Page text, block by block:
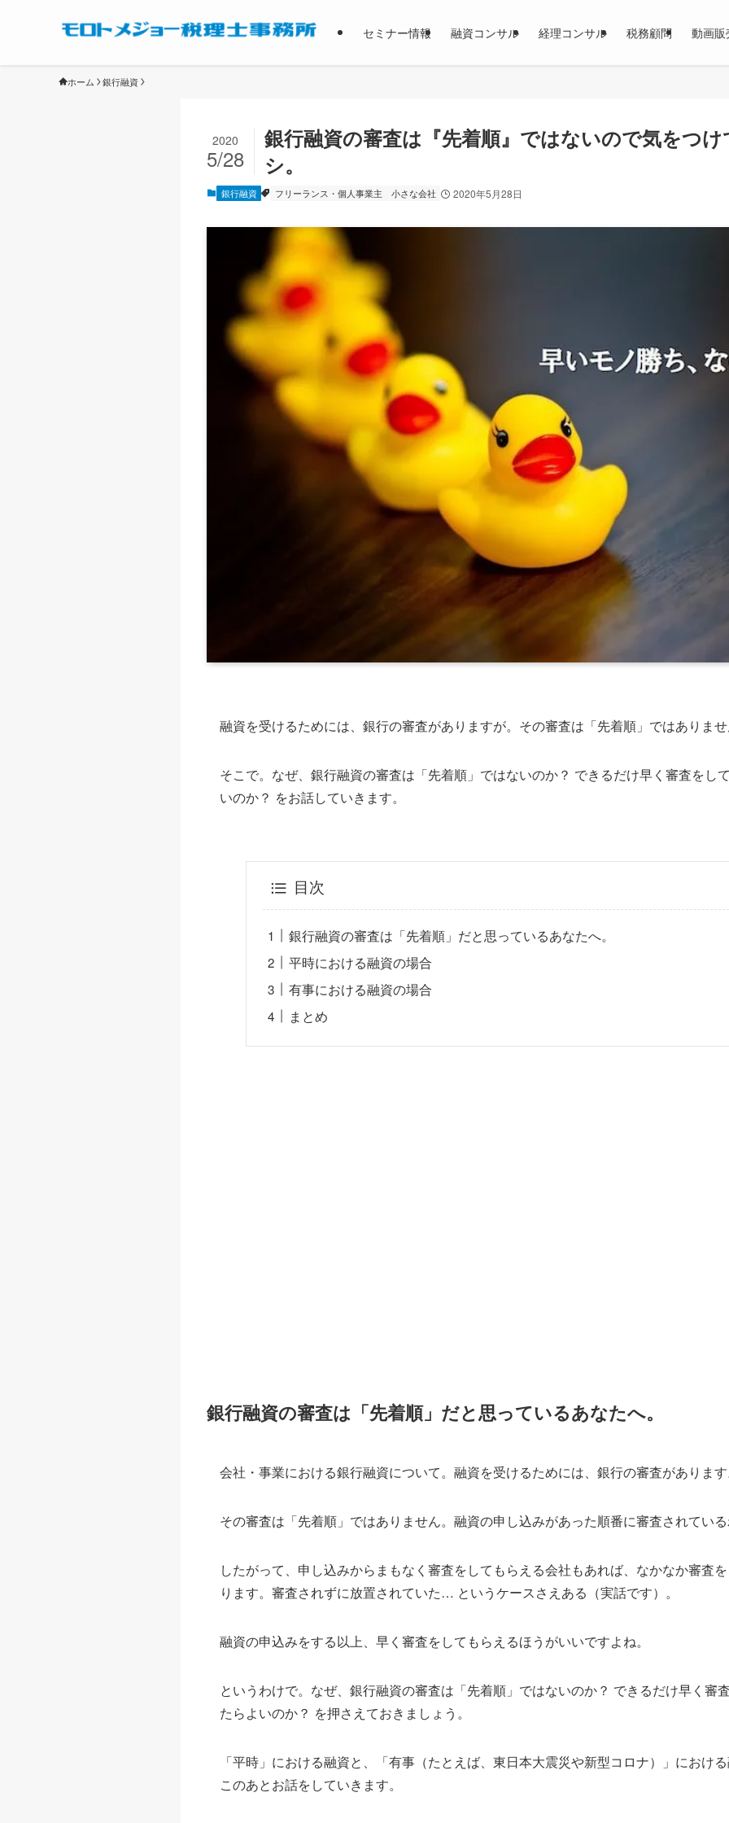
セミナー情報 融資コンサル 経理コンサル 税務顧問 動画販
ホーム 銀行融資
銀行融資の審査は『先着順』ではないので気をつ
シ。
2020
5/28
銀行融資 フリーランス・個人事業主 小さな会社 2020年5月28日
融資を受けるためには、銀行の審査がありますが。その審査は「先着順」ではありま
そこで。なぜ、銀行融資の審査は「先着順」ではないのか？ できるだけ早く審査をし
いのか？ をお話していきます。
目次
銀行融資の審査は「先着順」だと思っているあなたへ。
平時における融資の場合
有事における融資の場合
まとめ
銀行融資の審査は「先着順」だと思っているあなたへ。
会社・事業における銀行融資について。融資を受けるためには、銀行の審査がありま
その審査は「先着順」ではありません。融資の申し込みがあった順番に審査されてい
したがって、申し込みからまもなく審査をしてもらえる会社もあれば、なかなか審査
ります。審査されずに放置されていた… というケースさえある（実話です）。
融資の申込みをする以上、早く審査をしてもらえるほうがいいですよね。
というわけで。なぜ、銀行融資の審査は「先着順」ではないのか？ できるだけ早く審
たらよいのか？ を押さえておきましょう。
「平時」における融資と、「有事（たとえば、東日本大震災や新型コロナ）」におけ
このあとお話をしていきます。